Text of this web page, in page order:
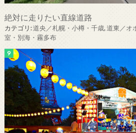
絶対に走りたい直線道路
カテゴリ:道央／札幌・小樽・千歳,道東／オ
室・別海・霧多布